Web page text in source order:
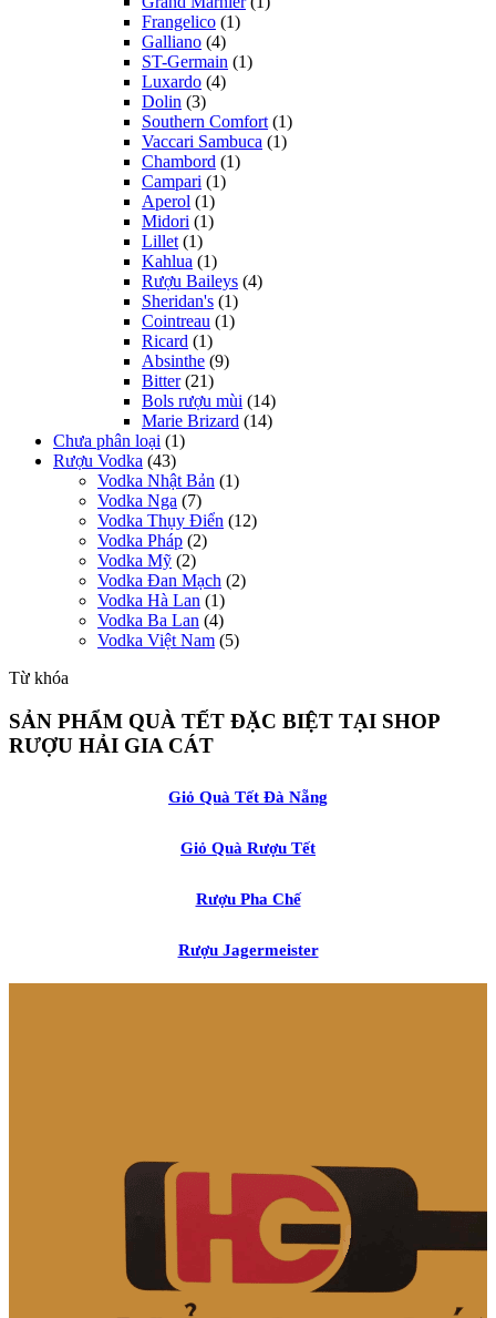
Frangelico (1)
Galliano (4)
ST-Germain (1)
Luxardo (4)
Dolin (3)
Southern Comfort (1)
Vaccari Sambuca (1)
Chambord (1)
Campari (1)
Aperol (1)
Midori (1)
Lillet (1)
Kahlua (1)
Rượu Baileys (4)
Sheridan's (1)
Cointreau (1)
Ricard (1)
Absinthe (9)
Bitter (21)
Bols rượu mùi (14)
Marie Brizard (14)
Chưa phân loại (1)
Rượu Vodka (43)
Vodka Nhật Bản (1)
Vodka Nga (7)
Vodka Thụy Điển (12)
Vodka Pháp (2)
Vodka Mỹ (2)
Vodka Đan Mạch (2)
Vodka Hà Lan (1)
Vodka Ba Lan (4)
Vodka Việt Nam (5)
Từ khóa
SẢN PHẨM QUÀ TẾT ĐẶC BIỆT TẠI SHOP
RƯỢU HẢI GIA CÁT
Giỏ Quà Tết Đà Nẵng
Giỏ Quà Rượu Tết
Rượu Pha Chế
Rượu Jagermeister